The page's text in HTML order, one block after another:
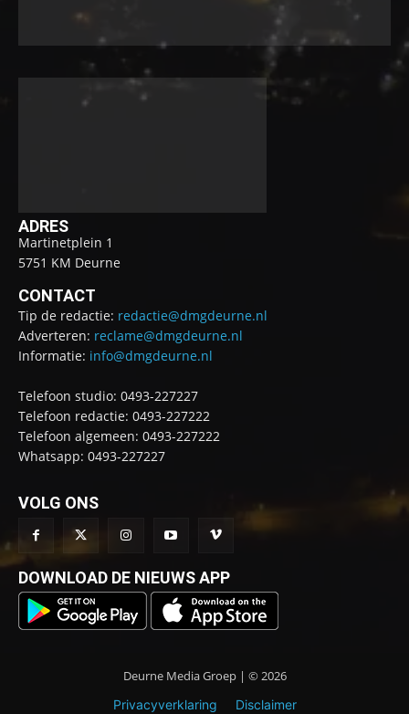
ADRES
Martinetplein 1
5751 KM Deurne
CONTACT
Tip de redactie: redactie@dmgdeurne.nl
Adverteren: reclame@dmgdeurne.nl
Informatie: info@dmgdeurne.nl
Telefoon studio: 0493-227227
Telefoon redactie: 0493-227222
Telefoon algemeen: 0493-227222
Whatsapp: 0493-227227
VOLG ONS
DOWNLOAD DE NIEUWS APP
Deurne Media Groep | © 2026
Privacyverklaring Disclaimer